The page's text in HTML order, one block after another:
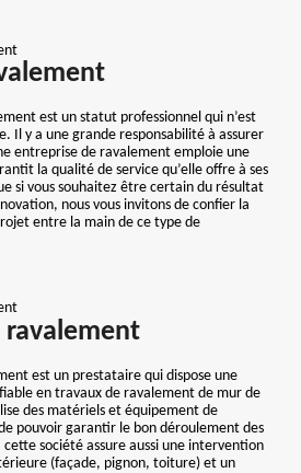
est un statut professionnel qui n’est
Il y a une grande responsabilité à assurer
entreprise de ravalement emploie une
la qualité de service qu’elle offre à ses
si vous souhaitez être certain du résultat
nous vous invitons de confier la
entre la main de ce type de
ravalement
est un prestataire qui dispose une
en travaux de ravalement de mur de
des matériels et équipement de
pouvoir garantir le bon déroulement des
société assure aussi une intervention
(façade, pignon, toiture) et un